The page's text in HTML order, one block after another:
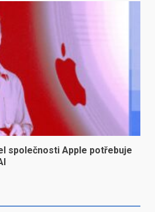
společnosti Apple potřebuje